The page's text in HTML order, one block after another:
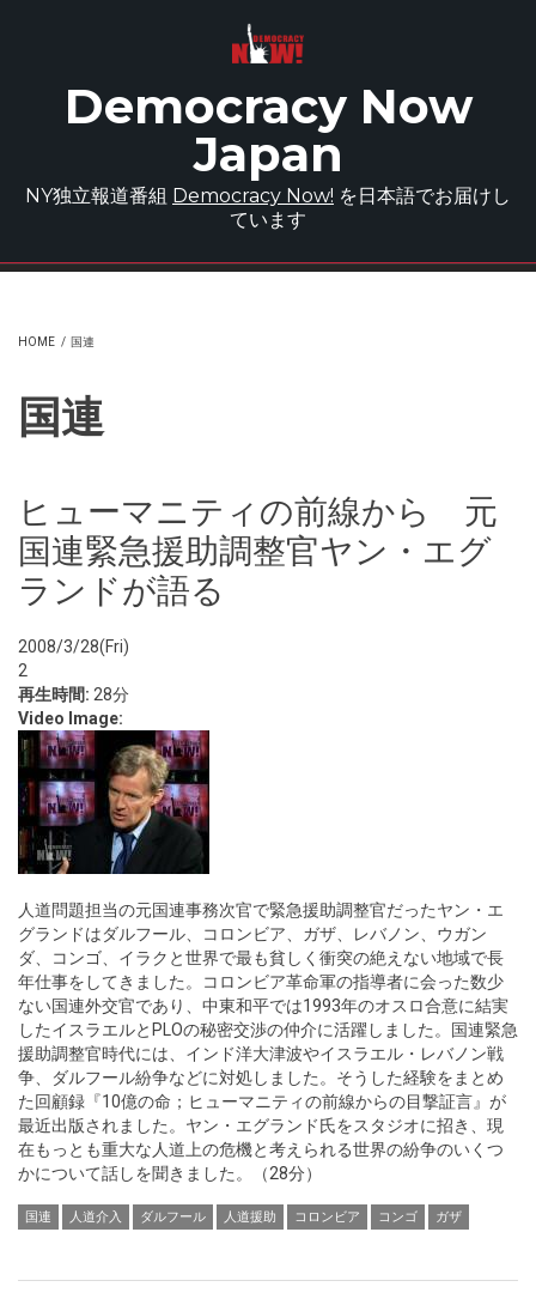
Democracy Now
Japan
NY独立報道番組 Democracy Now! を日本語でお届けし
ています
HOME / 国連
国連
ヒューマニティの前線から 元
国連緊急援助調整官ヤン・エグ
ランドが語る
2008/3/28(Fri)
2
再生時間: 28分
Video Image:
人道問題担当の元国連事務次官で緊急援助調整官だったヤン・エ
グランドはダルフール、コロンビア、ガザ、レバノン、ウガン
ダ、コンゴ、イラクと世界で最も貧しく衝突の絶えない地域で長
年仕事をしてきました。コロンビア革命軍の指導者に会った数少
ない国連外交官であり、中東和平では1993年のオスロ合意に結実
したイスラエルとPLOの秘密交渉の仲介に活躍しました。国連緊急
援助調整官時代には、インド洋大津波やイスラエル・レバノン戦
争、ダルフール紛争などに対処しました。そうした経験をまとめ
た回顧録『10億の命；ヒューマニティの前線からの目撃証言』が
最近出版されました。ヤン・エグランド氏をスタジオに招き、現
在もっとも重大な人道上の危機と考えられる世界の紛争のいくつ
かについて話しを聞きました。（28分）
国連 人道介入 ダルフール 人道援助 コロンビア コンゴ ガザ